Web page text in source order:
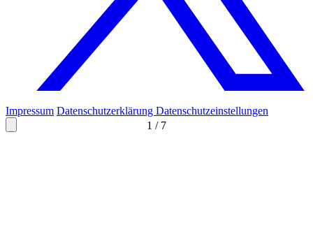
1 / 7
Impressum Datenschutzerklärung Datenschutzeinstellungen